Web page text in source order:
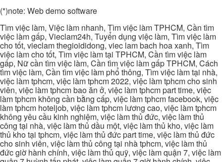
(*)note: Web demo software
Tìm việc làm, Việc làm nhanh, Tìm việc làm TPHCM, Cần tìm
việc làm gấp, Vieclam24h, Tuyển dụng việc làm, Tìm việc làm
cho tốt, vieclam thegioididong, viec lam bach hoa xanh, Tìm
việc làm cho tốt, Tìm việc làm tại TPHCM, Cần tìm việc làm
gấp, Nữ cần tìm việc làm, Cần tìm việc làm gấp TPHCM, Cách
tìm việc làm, Cần tìm việc làm phổ thông, Tìm việc làm tại nhà,
việc làm tphcm, việc làm tphcm 2022, việc làm tphcm cho sinh
viên, việc làm tphcm bao ăn ở, việc làm tphcm part time, việc
làm tphcm không cần bằng cấp, việc làm tphcm facebook, việc
làm tphcm hoteljob, việc làm tphcm lương cao, việc làm tphcm
không yêu cầu kinh nghiệm, việc làm thủ đức, việc làm thủ
công tại nhà, việc làm thủ dầu một, việc làm thủ kho, việc làm
thủ kho tại tphcm, việc làm thủ đức part time, việc làm thủ đức
cho sinh viên, việc làm thủ công tại nhà tphcm, việc làm thủ
đức giờ hành chính, việc làm thủ quỹ, việc làm quận 7, việc làm